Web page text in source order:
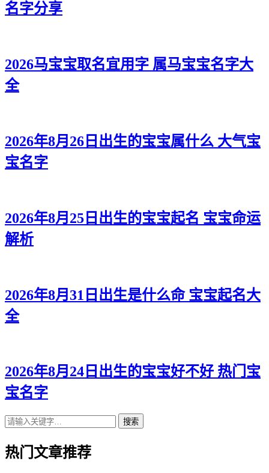
名字分享
2026马宝宝取名宜用字 属马宝宝名字大
全
2026年8月26日出生的宝宝属什么 大气宝
宝名字
2026年8月25日出生的宝宝起名 宝宝命运
解析
2026年8月31日出生是什么命 宝宝起名大
全
2026年8月24日出生的宝宝好不好 热门宝
宝名字
搜索
热门文章推荐